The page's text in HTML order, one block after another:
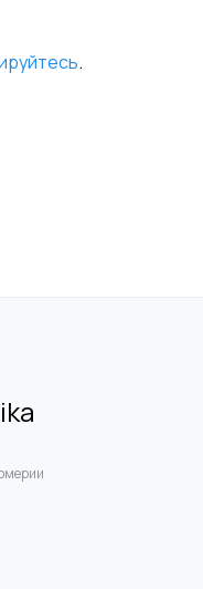
.